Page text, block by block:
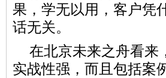
果，学无以用，客户凭
话无关。
在北京未来之舟看来
实战性强，而且包括案